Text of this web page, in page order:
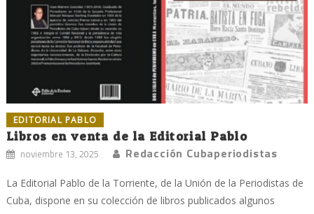
EDITORIAL PABLO
Libros en venta de la Editorial Pablo
noviembre 13, 2025 Redacción Cubaperiodistas
La Editorial Pablo de la Torriente, de la Unión de la Periodistas de
Cuba, dispone en su colección de libros publicados algunos